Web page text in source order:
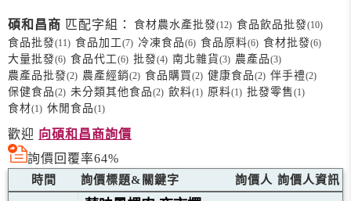
碩和昌商 匹配字組： 食材農水產批發(12) 食品飲品批發(10)
食品批發(11) 食品加工(7) 冷凍食品(6) 食品原料(6) 食材批發(6)
大量批發(6) 食品代工(6) 批發(4) 南北雜貨(3) 農產品(3)
農產品批發(2) 農產經銷(2) 食品購買(2) 健康食品(2) 伴手禮(2)
保健食品(2) 未分類其他食品(2) 飲料(1) 原料(1) 批發零售(1)
食材(1) 休閒食品(1)
歡迎 向碩和昌商詢價
詢價回覆率64%
時間 詢價標題&關鍵字 詢價人 詢價人資訊